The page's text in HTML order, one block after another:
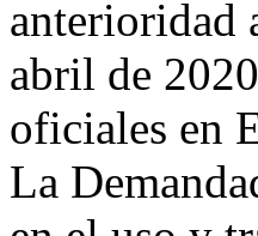
anterioridad
abril de
oficiales en
La